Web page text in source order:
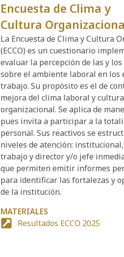
Encuesta de Clima y
Cultura
La Encuesta de Clima y Cultura
(ECCO) es un cuestionario
evaluar la percepción de las y
sobre el ambiente laboral en los
trabajo. Su propósito es el de
mejora del clima laboral y cultura
organizacional. Se aplica de
pues invita a participar a la
personal. Sus reactivos se
niveles de atención:
trabajo y director y/o jefe
que permiten emitir informes
para identificar las fortalezas y
de la institución.
MATERIALES
Resultados ECCO 2025